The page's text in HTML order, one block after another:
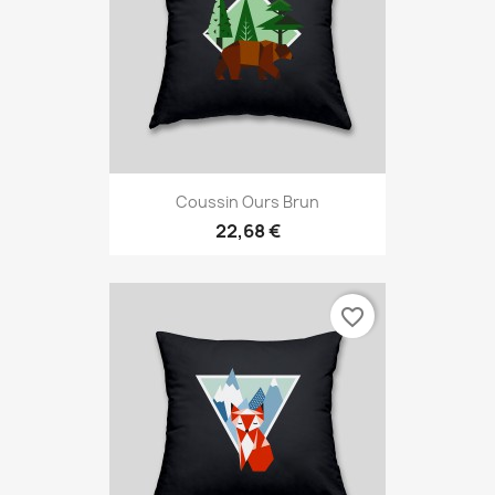
Coussin Ours Brun
22,68 €
favorite_border